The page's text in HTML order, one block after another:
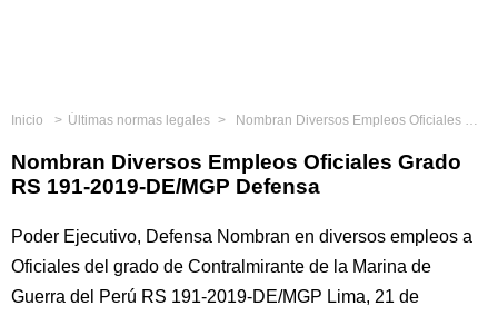
Inicio Últimas normas legales Nombran Diversos Empleos Oficiales Grado RS 191-2019-DE/MGP Defensa
Nombran Diversos Empleos Oficiales Grado
RS 191-2019-DE/MGP Defensa
Poder Ejecutivo, Defensa Nombran en diversos empleos a
Oficiales del grado de Contralmirante de la Marina de
Guerra del Perú RS 191-2019-DE/MGP Lima, 21 de